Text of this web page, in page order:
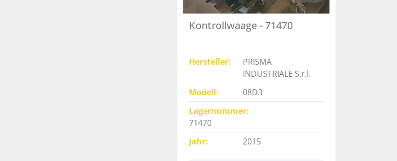
Kontrollwaage - 71470
Hersteller
PRISMA
INDUSTRIALE S.r.l.
Modell
08D3
Lagernummer
71470
Jahr
2015